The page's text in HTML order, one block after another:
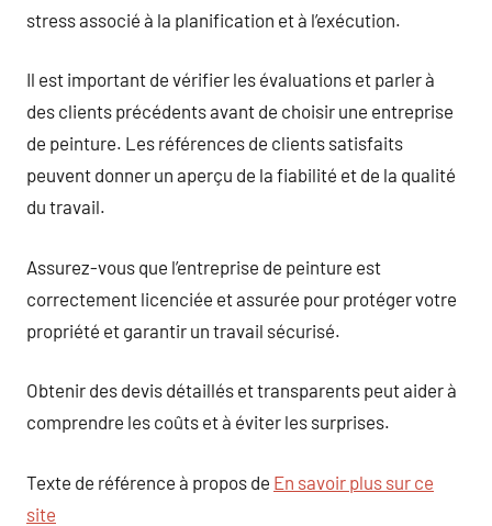
stress associé à la planification et à l’exécution.
Il est important de vérifier les évaluations et parler à
des clients précédents avant de choisir une entreprise
de peinture. Les références de clients satisfaits
peuvent donner un aperçu de la fiabilité et de la qualité
du travail.
Assurez-vous que l’entreprise de peinture est
correctement licenciée et assurée pour protéger votre
propriété et garantir un travail sécurisé.
Obtenir des devis détaillés et transparents peut aider à
comprendre les coûts et à éviter les surprises.
Texte de référence à propos de En savoir plus sur ce
site